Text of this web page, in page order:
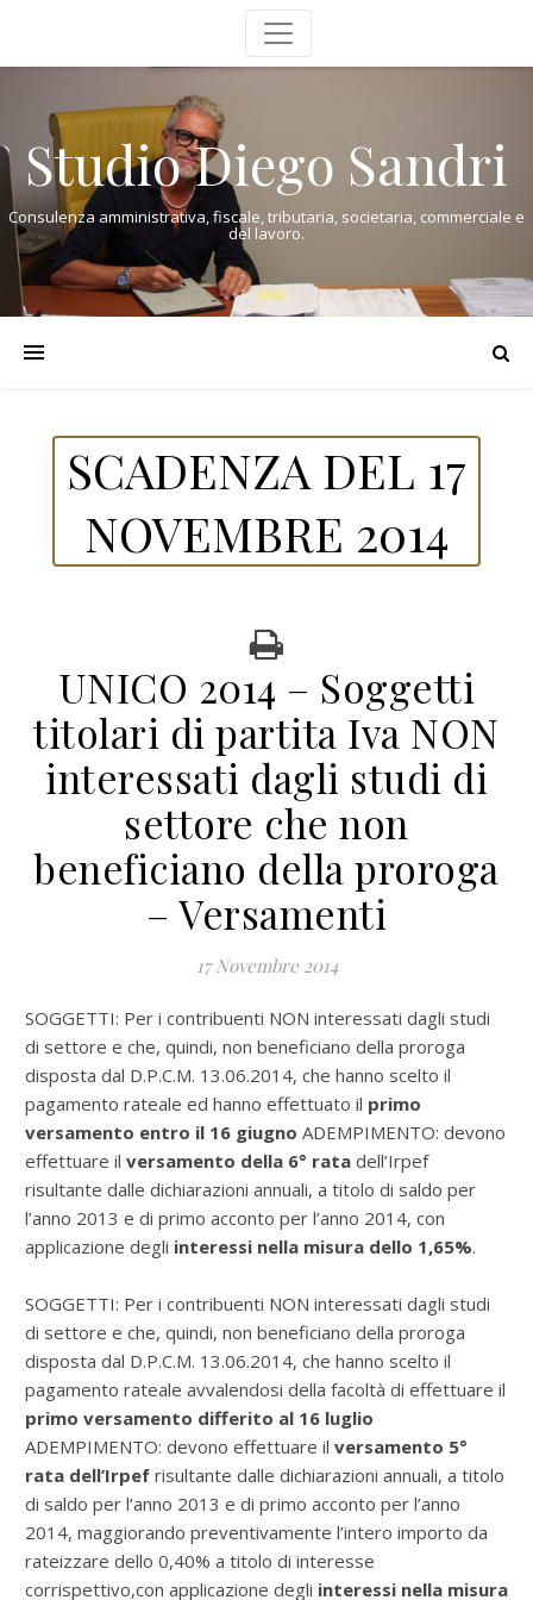
Studio Diego Sandri
Consulenza amministrativa, fiscale, tributaria, societaria, commerciale e
del lavoro.
SCADENZA DEL 17
NOVEMBRE 2014
UNICO 2014 – Soggetti
titolari di partita Iva NON
interessati dagli studi di
settore che non
beneficiano della proroga
– Versamenti
17 Novembre 2014
SOGGETTI: Per i contribuenti NON interessati dagli studi
di settore e che, quindi, non beneficiano della proroga
disposta dal D.P.C.M. 13.06.2014, che hanno scelto il
pagamento rateale ed hanno effettuato il primo
versamento entro il 16 giugno ADEMPIMENTO: devono
effettuare il versamento della 6° rata dell’Irpef
risultante dalle dichiarazioni annuali, a titolo di saldo per
l’anno 2013 e di primo acconto per l’anno 2014, con
applicazione degli interessi nella misura dello 1,65%.
SOGGETTI: Per i contribuenti NON interessati dagli studi
di settore e che, quindi, non beneficiano della proroga
disposta dal D.P.C.M. 13.06.2014, che hanno scelto il
pagamento rateale avvalendosi della facoltà di effettuare il
primo versamento differito al 16 luglio
ADEMPIMENTO: devono effettuare il versamento 5°
rata dell’Irpef risultante dalle dichiarazioni annuali, a titolo
di saldo per l’anno 2013 e di primo acconto per l’anno
2014, maggiorando preventivamente l’intero importo da
rateizzare dello 0,40% a titolo di interesse
corrispettivo,con applicazione degli interessi nella misura